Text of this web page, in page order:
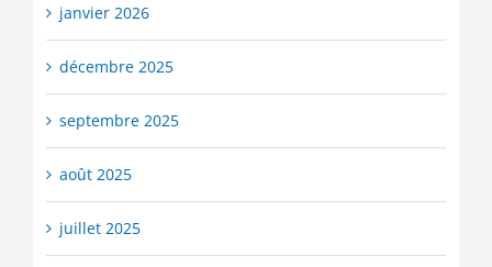
janvier 2026
décembre 2025
septembre 2025
août 2025
juillet 2025